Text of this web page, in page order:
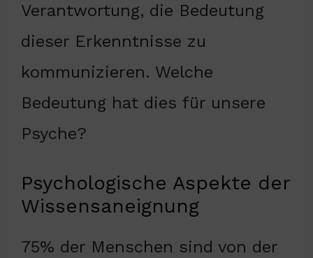
Verantwortung, die Bedeutung
dieser Erkenntnisse zu
kommunizieren. Welche
Bedeutung hat dies für unsere
Psyche?
Psychologische Aspekte der
Wissensaneignung
75% der Menschen sind von der